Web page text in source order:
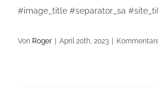
#image_title #separator_sa
Von Roger April 20th, 2023